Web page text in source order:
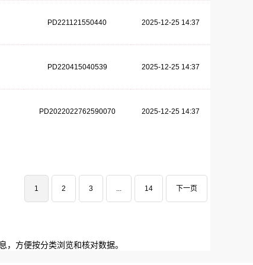
PD221121550440 2025-12-25 14:37
PD220415040539 2025-12-25 14:37
PD2022022762590070 2025-12-25 14:37
1 2 3 ... 14 下一页
方便按分类浏览和核对数据。